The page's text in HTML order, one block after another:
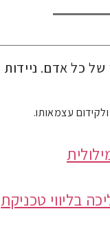
כל אדם. ניידות
עצמאותו.
בליווי טכניקת